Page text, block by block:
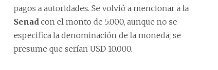
pagos a autoridades. Se volvió a mencionar a la
Senad con el monto de 5.000, aunque no se
especifica la denominación de la moneda; se
presume que serían USD 10.000.